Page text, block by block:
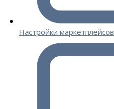
Настройки маркетплейсов